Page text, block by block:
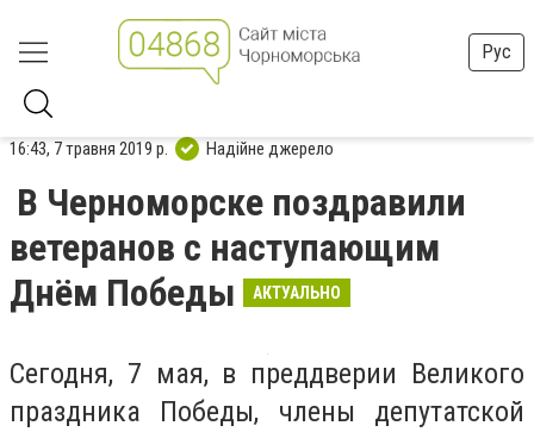
Рус
16:43, 7 травня 2019 р. Надійне джерело
В Черноморске поздравили
ветеранов с наступающим
Днём Победы
АКТУАЛЬНО
Сегодня, 7 мая, в преддверии Великого
праздника Победы, члены депутатской